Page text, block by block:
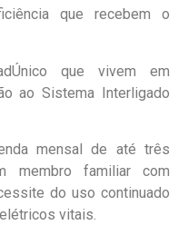
que recebem o
que vivem em
ao Sistema Interligado
mensal de até três
membro familiar com
do uso continuado
vitais.